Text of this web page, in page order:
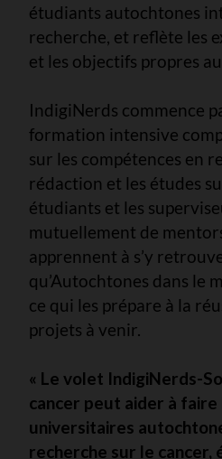
étudiants autochtones
recherche, et reflète les
et les objectifs propres
IndigiNerds commence
formation intensive
sur les compétences en
rédaction et les études
étudiants et les
mutuellement de
apprennent à s’y
qu’Autochtones dans le
ce qui les prépare à la
projets à venir.
« Le volet IndigiNerds-
cancer peut aider à
universitaires
recherche sur le cancer,